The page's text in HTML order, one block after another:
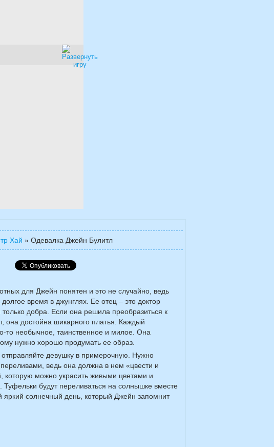
Хай » Одевалка Джейн Булитл
для Джейн понятен и это не случайно, ведь
время в джунглях. Ее отец – это доктор
добра. Если она решила преобразиться к
она достойна шикарного платья. Каждый
то необычное, таинственное и милое. Она
нужно хорошо продумать ее образ.
девушку в примерочную. Нужно
ведь она должна в нем «цвести и
которую можно украсить живыми цветами и
будут переливаться на солнышке вместе
солнечный день, который Джейн запомнит